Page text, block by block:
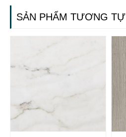
SẢN PHẨM TƯƠNG TỰ